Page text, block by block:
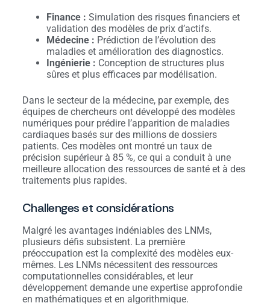
Finance : Simulation des risques financiers et
validation des modèles de prix d’actifs.
Médecine : Prédiction de l’évolution des
maladies et amélioration des diagnostics.
Ingénierie : Conception de structures plus
sûres et plus efficaces par modélisation.
Dans le secteur de la médecine, par exemple, des
équipes de chercheurs ont développé des modèles
numériques pour prédire l’apparition de maladies
cardiaques basés sur des millions de dossiers
patients. Ces modèles ont montré un taux de
précision supérieur à 85 %, ce qui a conduit à une
meilleure allocation des ressources de santé et à des
traitements plus rapides.
Challenges et considérations
Malgré les avantages indéniables des LNMs,
plusieurs défis subsistent. La première
préoccupation est la complexité des modèles eux-
mêmes. Les LNMs nécessitent des ressources
computationnelles considérables, et leur
développement demande une expertise approfondie
en mathématiques et en algorithmique.